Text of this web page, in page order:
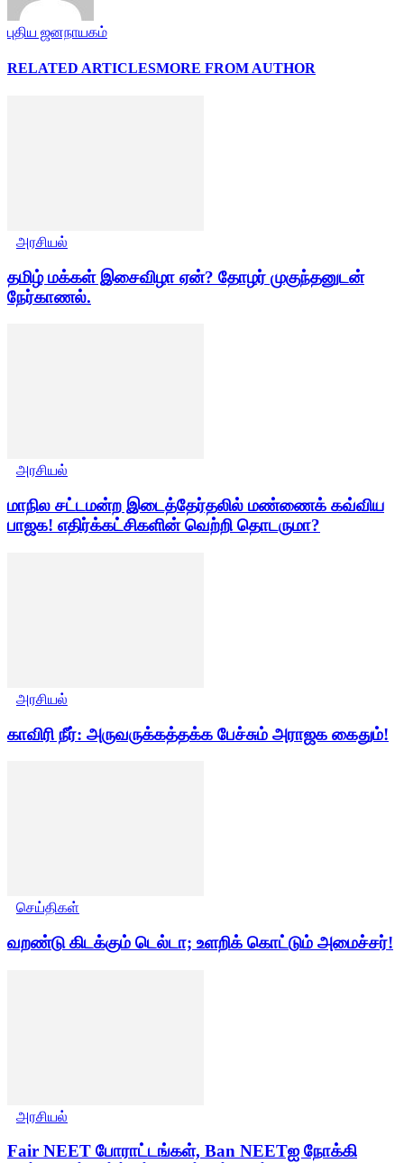
புதிய ஜனநாயகம்
RELATED ARTICLESMORE FROM AUTHOR
அரசியல்
தமிழ் மக்கள் இசைவிழா ஏன்? தோழர் முகுந்தனுடன்
நேர்காணல்.
அரசியல்
மாநில சட்டமன்ற இடைத்தேர்தலில் மண்ணைக் கவ்விய
பாஜக! எதிர்க்கட்சிகளின் வெற்றி தொடருமா?
அரசியல்
காவிரி நீர்: அருவருக்கத்தக்க பேச்சும் அராஜக கைதும்!
செய்திகள்
வறண்டு கிடக்கும் டெல்டா; உளறிக் கொட்டும் அமைச்சர்!
அரசியல்
Fair NEET போராட்டங்கள், Ban NEETஐ நோக்கி